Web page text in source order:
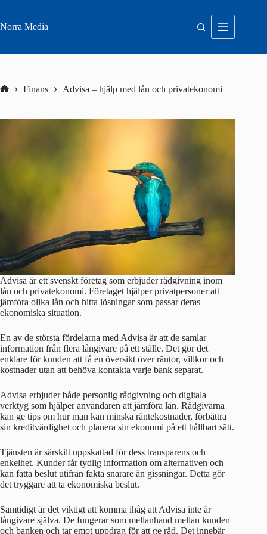
innehåll
Norra Media
Finans Advisa – hjälp med lån och privatekonomi
Advisa är ett svenskt företag som erbjuder rådgivning inom
lån och privatekonomi. Företaget hjälper privatpersoner att
jämföra olika lån och hitta lösningar som passar deras
ekonomiska situation.
En av de största fördelarna med Advisa är att de samlar
information från flera långivare på ett ställe. Det gör det
enklare för kunden att få en översikt över räntor, villkor och
kostnader utan att behöva kontakta varje bank separat.
Advisa erbjuder både personlig rådgivning och digitala
verktyg som hjälper användaren att jämföra lån. Rådgivarna
kan ge tips om hur man kan minska räntekostnader, förbättra
sin kreditvärdighet och planera sin ekonomi på ett hållbart sätt.
Tjänsten är särskilt uppskattad för dess transparens och
enkelhet. Kunder får tydlig information om alternativen och
kan fatta beslut utifrån fakta snarare än gissningar. Detta gör
det tryggare att ta ekonomiska beslut.
Samtidigt är det viktigt att komma ihåg att Advisa inte är
långivare själva. De fungerar som mellanhand mellan kunden
och banken och tar emot uppdrag för att ge råd. Det innebär